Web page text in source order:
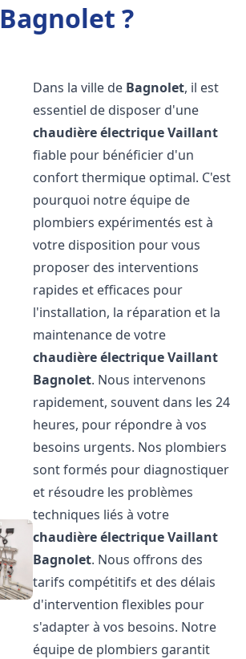
Bagnolet ?
Dans la ville de Bagnolet, il est
essentiel de disposer d'une
chaudière électrique Vaillant
fiable pour bénéficier d'un
confort thermique optimal. C'est
pourquoi notre équipe de
plombiers expérimentés est à
votre disposition pour vous
proposer des interventions
rapides et efficaces pour
l'installation, la réparation et la
maintenance de votre
chaudière électrique Vaillant
Bagnolet. Nous intervenons
rapidement, souvent dans les 24
heures, pour répondre à vos
besoins urgents. Nos plombiers
sont formés pour diagnostiquer
et résoudre les problèmes
techniques liés à votre
chaudière électrique Vaillant
Bagnolet. Nous offrons des
tarifs compétitifs et des délais
d'intervention flexibles pour
s'adapter à vos besoins. Notre
équipe de plombiers garantit